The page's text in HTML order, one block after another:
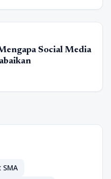
Social Media